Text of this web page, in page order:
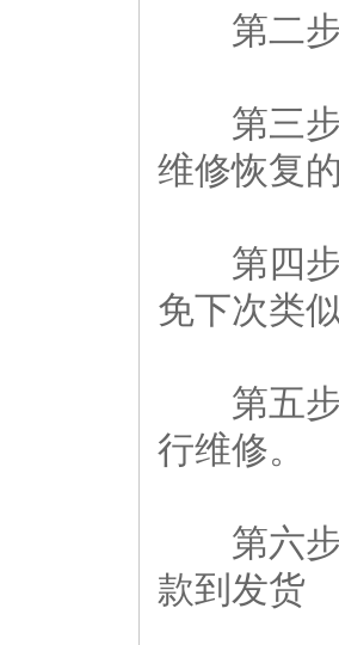
第二步
第三步
维修恢复
第四步
免下次类
第五步
行维修。
第六步
款到发货